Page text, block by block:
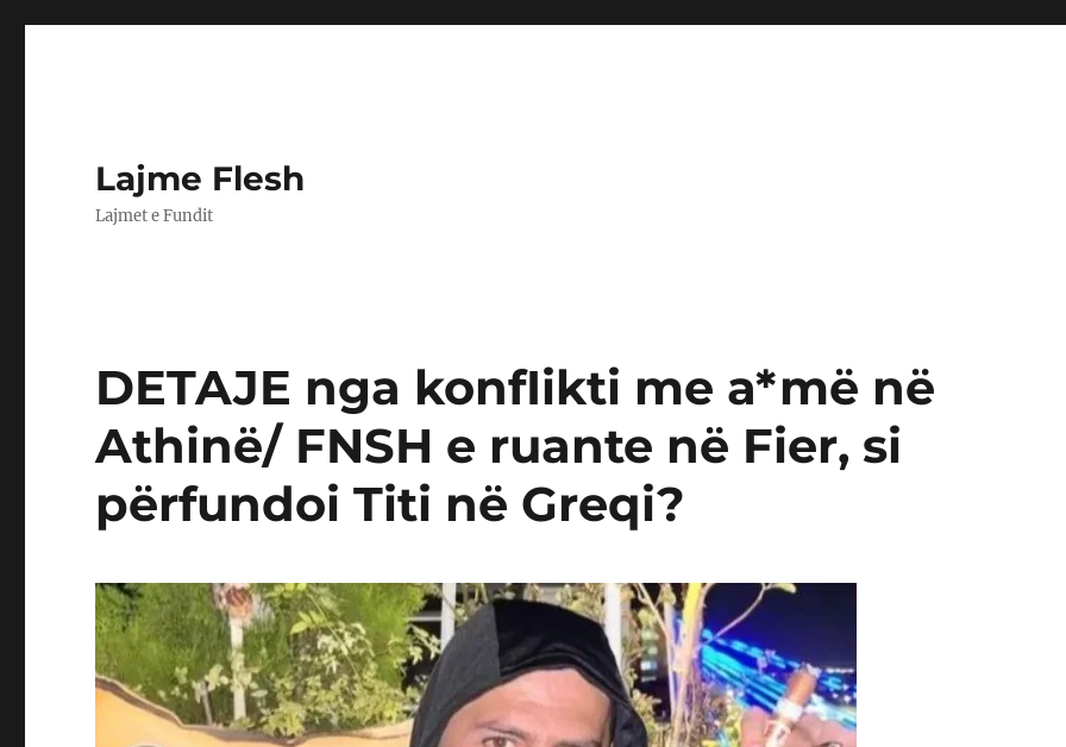
Lajme Flesh
Lajmet e Fundit
DETAJE nga konfIikti me a*më në
Athinë/ FNSH e ruante në Fier, si
përfundoi Titi në Greqi?